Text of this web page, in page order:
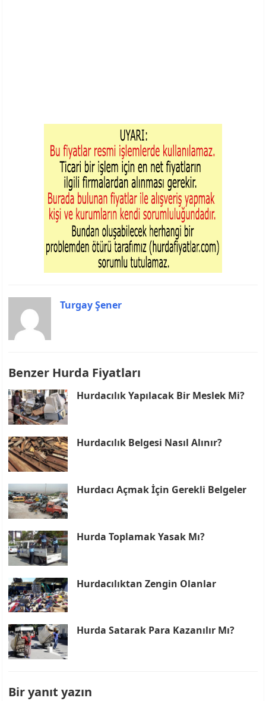
Turgay Şener
Benzer Hurda Fiyatları
Hurdacılık Yapılacak Bir Meslek Mi?
Hurdacılık Belgesi Nasıl Alınır?
Hurdacı Açmak İçin Gerekli Belgeler
Hurda Toplamak Yasak Mı?
Hurdacılıktan Zengin Olanlar
Hurda Satarak Para Kazanılır Mı?
Bir yanıt yazın